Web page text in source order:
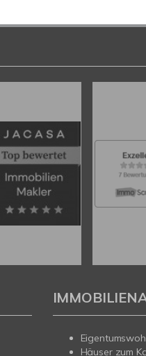
Häuser zum